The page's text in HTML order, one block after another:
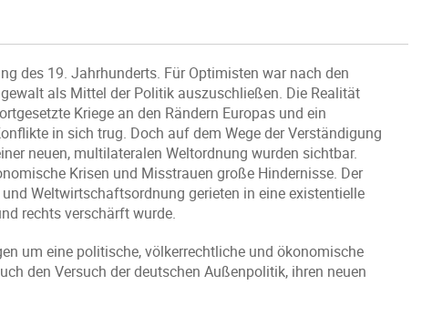
des 19. Jahrhunderts. Für Optimisten war nach den
als Mittel der Politik auszuschließen. Die Realität
Kriege an den Rändern Europas und ein
in sich trug. Doch auf dem Wege der Verständigung
neuen, multilateralen Weltordnung wurden sichtbar.
Krisen und Misstrauen große Hindernisse. Der
Weltwirtschaftsordnung gerieten in eine existentielle
rechts verschärft wurde.
um eine politische, völkerrechtliche und ökonomische
den Versuch der deutschen Außenpolitik, ihren neuen